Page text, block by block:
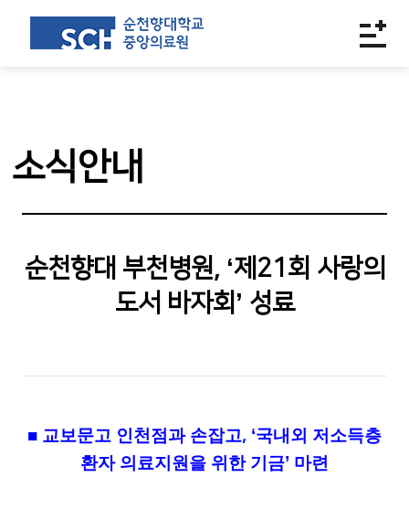
소식안내
순천향대 부천병원, ‘제21회 사랑의
도서 바자회’ 성료
■ 교보문고 인천점과 손잡고, ‘국내외 저소득층
환자 의료지원을 위한 기금’ 마련